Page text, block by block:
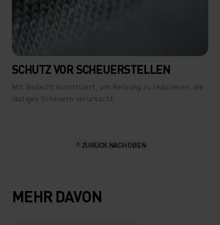
SCHUTZ VOR SCHEUERSTELLEN
Mit Bedacht konstruiert, um Reibung zu reduzieren, die
lästiges Scheuern verursacht.
ZURÜCK NACH OBEN
MEHR DAVON